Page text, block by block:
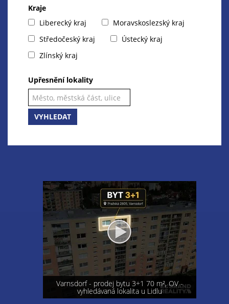
Kraje
Liberecký kraj
Moravskoslezský kraj
Středočeský kraj
Ústecký kraj
Zlínský kraj
Upřesnění lokality
VYHLEDAT
Varnsdorf - prodej bytu 3+1 70 m², OV -
vyhledávaná lokalita u Lidlu